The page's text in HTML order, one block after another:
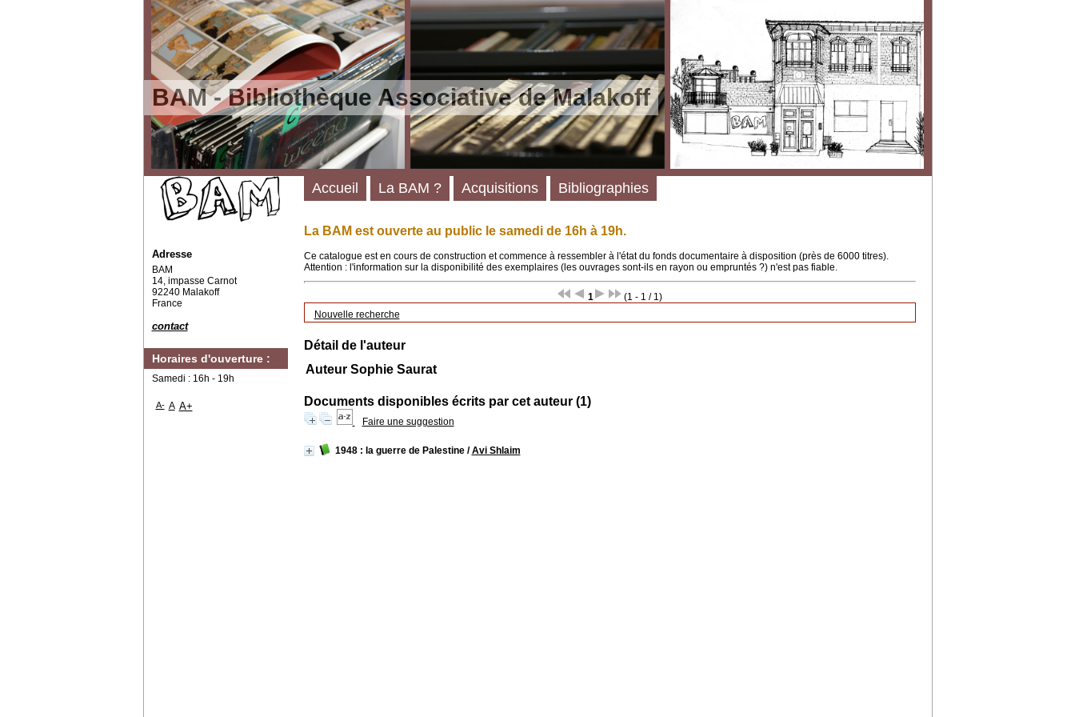
BAM - Bibliothèque Associative de Malakoff
La BAM est ouverte au public le samedi de 16h à 19h.
Ce catalogue est en cours de construction et commence à ressembler à l'état du fonds documentaire à disposition (près de 6000 titres).
Attention : l'information sur la disponibilité des exemplaires (les ouvrages sont-ils en rayon ou empruntés ?) n'est pas fiable.
1
(1 - 1 / 1)
Nouvelle recherche
Détail de l'auteur
Auteur Sophie Saurat
Documents disponibles écrits par cet auteur (1)
Faire une suggestion
1948 : la guerre de Palestine/Avi Shlaim
Accueil La BAM ? Acquisitions Bibliographies
Adresse
BAM
14, impasse Carnot
92240 Malakoff
France
contact
Horaires d'ouverture :
Samedi : 16h - 19h
A- A A+